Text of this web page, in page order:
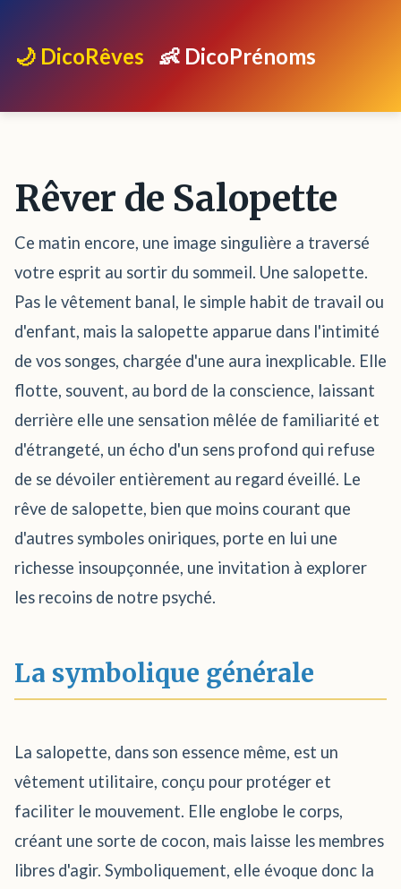
🌙 DicoRêves 👶 DicoPrénoms
Rêver de Salopette
Ce matin encore, une image singulière a traversé
votre esprit au sortir du sommeil. Une salopette.
Pas le vêtement banal, le simple habit de travail ou
d'enfant, mais la salopette apparue dans l'intimité
de vos songes, chargée d'une aura inexplicable. Elle
flotte, souvent, au bord de la conscience, laissant
derrière elle une sensation mêlée de familiarité et
d'étrangeté, un écho d'un sens profond qui refuse
de se dévoiler entièrement au regard éveillé. Le
rêve de salopette, bien que moins courant que
d'autres symboles oniriques, porte en lui une
richesse insoupçonnée, une invitation à explorer
les recoins de notre psyché.
La symbolique générale
La salopette, dans son essence même, est un
vêtement utilitaire, conçu pour protéger et
faciliter le mouvement. Elle englobe le corps,
créant une sorte de cocon, mais laisse les membres
libres d'agir. Symboliquement, elle évoque donc la